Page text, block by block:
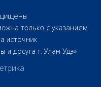
только с указанием
источник
досуга г. Улан-Удэ»